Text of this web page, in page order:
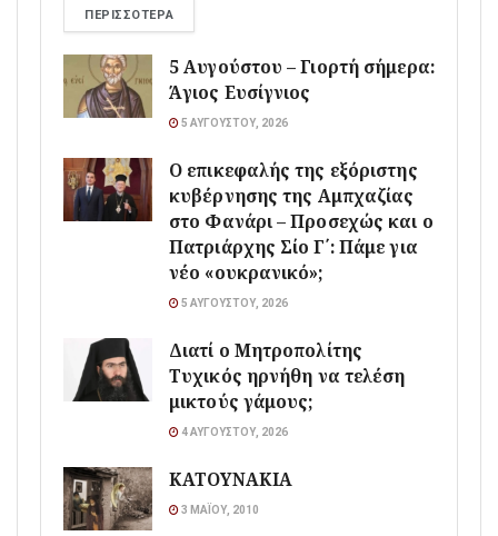
ΠΕΡΙΣΣΌΤΕΡΑ
5 Αυγούστου – Γιορτή σήμερα:
Άγιος Ευσίγνιος
5 ΑΥΓΟΎΣΤΟΥ, 2026
Ο επικεφαλής της εξόριστης
κυβέρνησης της Αμπχαζίας
στο Φανάρι – Προσεχώς και ο
Πατριάρχης Σίο Γ΄: Πάμε για
νέο «ουκρανικό»;
5 ΑΥΓΟΎΣΤΟΥ, 2026
Διατί ο Μητροπολίτης
Τυχικός ηρνήθη να τελέση
μικτούς γάμους;
4 ΑΥΓΟΎΣΤΟΥ, 2026
ΚΑΤΟΥΝΑΚΙΑ
3 ΜΑΪ́ΟΥ, 2010